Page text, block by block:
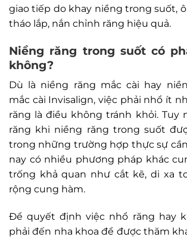
giao tiếp do khay niềng trong suốt,
tháo lắp, nắn chỉnh răng hiệu quả.
Niềng răng trong suốt có
không?
Dù là niềng răng mắc cài hay
mắc cài Invisalign, việc phải nhổ ít
răng là điều không tránh khỏi. Tuy
răng khi niềng răng trong suốt
trong những trường hợp thực sự
nay có nhiều phương pháp khác
trống khả quan như cắt kẽ, di xa
rộng cung hàm.
Để quyết định việc nhổ răng hay
phải đến nha khoa để được thăm